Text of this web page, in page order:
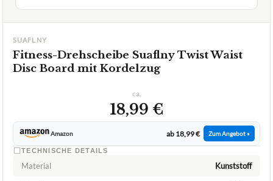
SUAFLNY
Fitness-Drehscheibe Suaflny Twist Waist
Disc Board mit Kordelzug
ca.
18,99 €
Amazon ab 18,99 € Zum Angebot »
TECHNISCHE DETAILS
Material Kunststoff